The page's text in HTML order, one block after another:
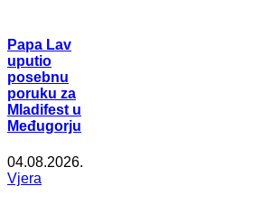
Papa Lav
uputio
posebnu
poruku za
Mladifest u
Međugorju
04.08.2026.
Vjera